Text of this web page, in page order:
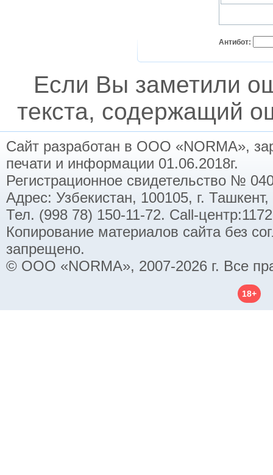
Антибот:
Если Вы заметили
текста, содержащий
Сайт разработан в ООО «NORMA»,
печати и информации 01.06.2018г.
Регистрационное свидетельство №
Адрес: Узбекистан, 100105, г.
Тел. (998 78) 150-11-72. Call-
Копирование материалов сайта без
запрещено.
© ООО «NORMA», 2007-2026 г. Все
18+